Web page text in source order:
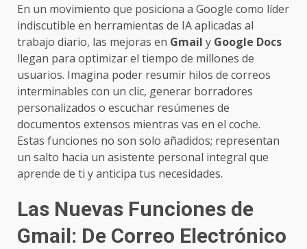
En un movimiento que posiciona a Google como líder
indiscutible en herramientas de IA aplicadas al
trabajo diario, las mejoras en Gmail y Google Docs
llegan para optimizar el tiempo de millones de
usuarios. Imagina poder resumir hilos de correos
interminables con un clic, generar borradores
personalizados o escuchar resúmenes de
documentos extensos mientras vas en el coche.
Estas funciones no son solo añadidos; representan
un salto hacia un asistente personal integral que
aprende de ti y anticipa tus necesidades.
Las Nuevas Funciones de
Gmail: De Correo Electrónico